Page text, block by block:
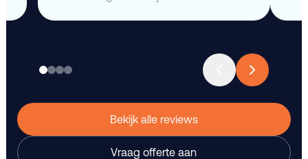
Bekijk alle reviews
Vraag offerte aan